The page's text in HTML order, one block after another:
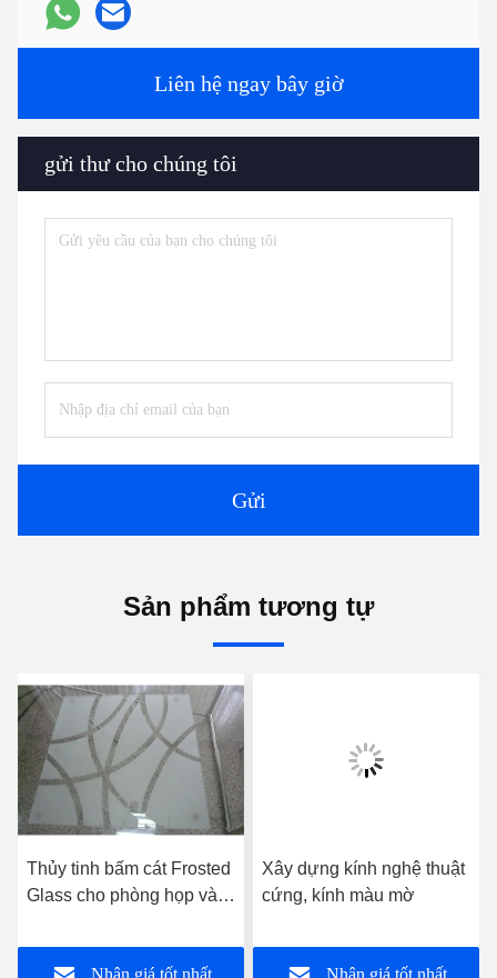
Liên hệ ngay bây giờ
gửi thư cho chúng tôi
Gửi
Sản phẩm tương tự
Thủy tinh bấm cát Frosted
Glass cho phòng họp và
Xây dựng kính nghệ thuật
cứng, kính màu mờ